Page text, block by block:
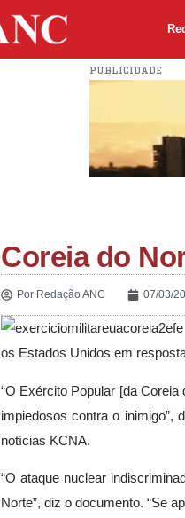
PUBLICIDADE
Coreia do
Por Redação ANC 07/03/
os Estados Unidos em
“O Exército Popular [da
impiedosos contra o inimigo”,
notícias KCNA.
“O ataque nuclear
Norte”, diz o documento. “Se